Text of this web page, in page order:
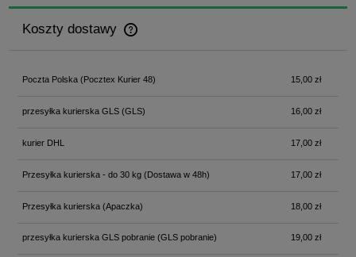
Koszty dostawy
Cena nie zawiera ewentualnych kosztów płatności
Poczta Polska(Pocztex Kurier 48) 15,00 zł
przesyłka kurierska GLS(GLS) 16,00 zł
kurier DHL 17,00 zł
Przesyłka kurierska - do 30 kg(Dostawa w 48h) 17,00 zł
Przesyłka kurierska (Apaczka) 18,00 zł
przesyłka kurierska GLS pobranie(GLS pobranie) 19,00 zł